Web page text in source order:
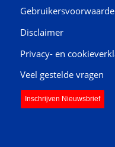
Disclaimer
Privacy- en
Veel gestelde vragen
Inschrijven Nieuwsbrief